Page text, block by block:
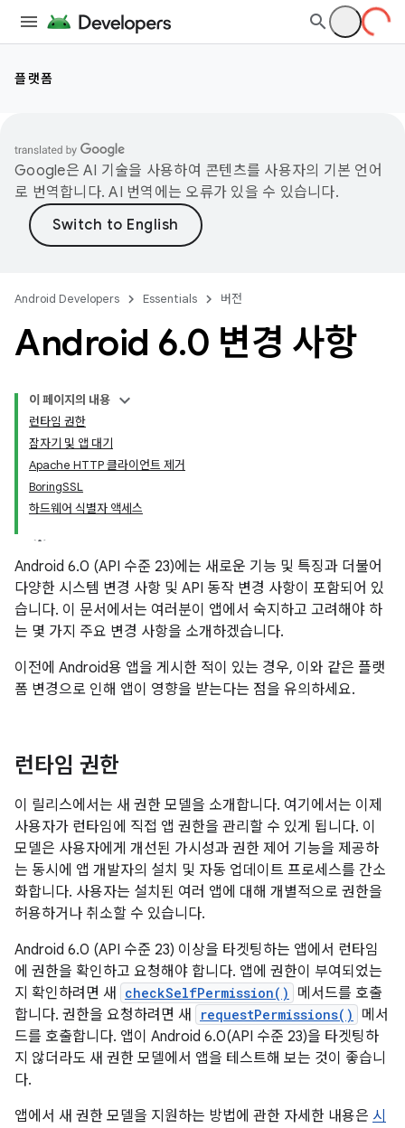
플랫폼
Google은 AI 기술을 사용하여 콘텐츠를 사용자의 기본 언어
로 번역합니다. AI 번역에는 오류가 있을 수 있습니다.
Android Developers Essentials 버전
Android 6.0 변경 사항
이 페이지의 내용
런타임 권한
잠자기 및 앱 대기
Apache HTTP 클라이언트 제거
BoringSSL
하드웨어 식별자 액세스
Android 6.0 (API 수준 23)에는 새로운 기능 및 특징과 더불어
다양한 시스템 변경 사항 및 API 동작 변경 사항이 포함되어 있
습니다. 이 문서에서는 여러분이 앱에서 숙지하고 고려해야 하
는 몇 가지 주요 변경 사항을 소개하겠습니다.
이전에 Android용 앱을 게시한 적이 있는 경우, 이와 같은 플랫
폼 변경으로 인해 앱이 영향을 받는다는 점을 유의하세요.
런타임 권한
이 릴리스에서는 새 권한 모델을 소개합니다. 여기에서는 이제
사용자가 런타임에 직접 앱 권한을 관리할 수 있게 됩니다. 이
모델은 사용자에게 개선된 가시성과 권한 제어 기능을 제공하
는 동시에 앱 개발자의 설치 및 자동 업데이트 프로세스를 간소
화합니다. 사용자는 설치된 여러 앱에 대해 개별적으로 권한을
허용하거나 취소할 수 있습니다.
Android 6.0 (API 수준 23) 이상을 타겟팅하는 앱에서 런타임
에 권한을 확인하고 요청해야 합니다. 앱에 권한이 부여되었는
지 확인하려면 새
checkSelfPermission()
메서드를 호출
합니다. 권한을 요청하려면 새
requestPermissions()
메서
드를 호출합니다. 앱이 Android 6.0(API 수준 23)을 타겟팅하
지 않더라도 새 권한 모델에서 앱을 테스트해 보는 것이 좋습니
다.
앱에서 새 권한 모델을 지원하는 방법에 관한 자세한 내용은 시